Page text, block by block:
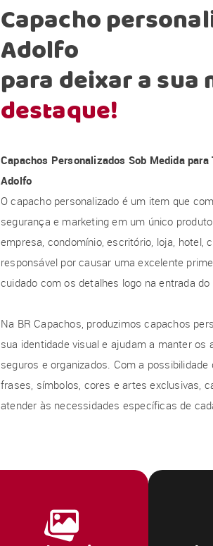
Capacho
Adolfo
para deixar a sua
destaque!
Capachos Personalizados Sob Medida
Adolfo
O capacho personalizado é um item que
segurança e marketing em um único
empresa, condomínio, escritório, loja, hotel,
responsável por causar uma excelente
cuidado com os detalhes logo na entrada do
Na BR Capachos, produzimos capachos
sua identidade visual e ajudam a manter os
seguros e organizados. Com a
frases, símbolos, cores e artes exclusivas,
atender às necessidades específicas de